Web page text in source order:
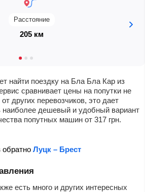
Расстояние
205 км
найти поездку на Бла Бла Кар из
сравнивает цены на попутки не
других перевозчиков, это дает
наиболее дешевый и удобный вариант
попутных машин от 317 грн.
обратно Луцк – Брест
есть много и других интересных